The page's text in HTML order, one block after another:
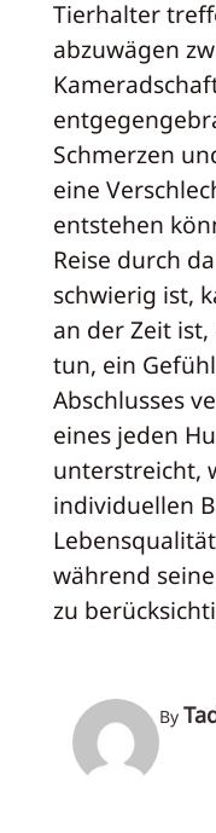
Tierhalter
abzuwägen
Schmerzen
eine
entstehen
Reise durch
schwierig ist,
an der Zeit
tun, ein
Abschlusses
eines jeden
unterstreicht,
individuellen
während
zu
By